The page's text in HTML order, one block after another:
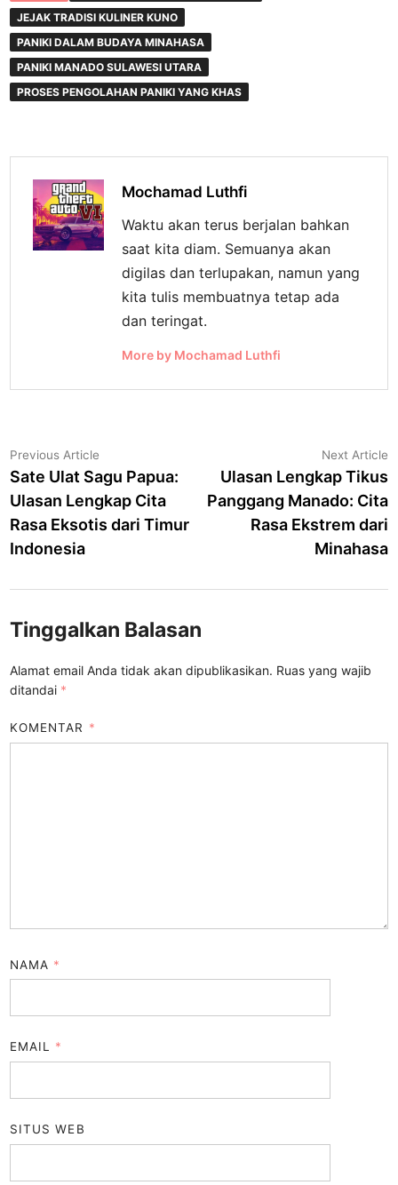
JEJAK TRADISI KULINER KUNO
PANIKI DALAM BUDAYA MINAHASA
PANIKI MANADO SULAWESI UTARA
PROSES PENGOLAHAN PANIKI YANG KHAS
Mochamad Luthfi
Waktu akan terus berjalan bahkan
saat kita diam. Semuanya akan
digilas dan terlupakan, namun yang
kita tulis membuatnya tetap ada
dan teringat.
More by Mochamad Luthfi
Navigasi
pos
Previous Article
article:
Sate Ulat Sagu Papua:
Ulasan Lengkap Cita
Rasa Eksotis dari Timur
Indonesia
Next Article
Ulasan Lengkap Tikus
Panggang Manado: Cita
Rasa Ekstrem dari
Minahasa
Tinggalkan Balasan
Alamat email Anda tidak akan dipublikasikan. Ruas yang wajib
ditandai *
KOMENTAR *
NAMA *
EMAIL *
SITUS WEB